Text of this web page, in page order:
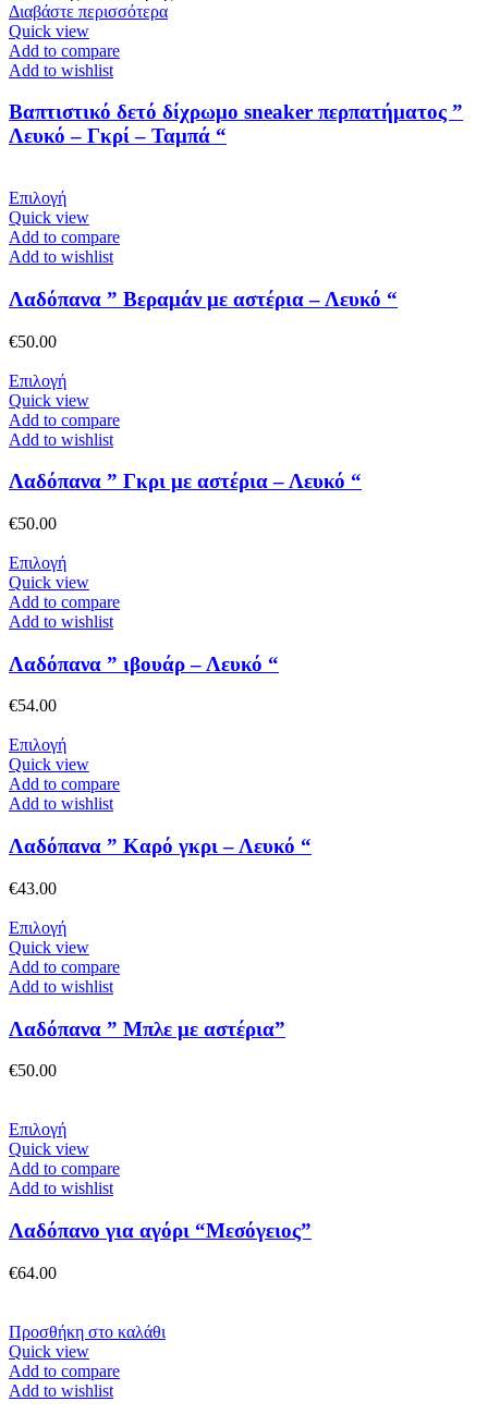
Διαβάστε περισσότερα
Quick view
Add to compare
Add to wishlist
Βαπτιστικό δετό δίχρωμο sneaker περπατήματος ”
Λευκό – Γκρί – Ταμπά “
ΕπιλογήΑυτό
το
προϊόν
έχει
παραλλαγές.
Οι
επιλεγούν
στη
σελίδα
του
προϊόντος
Quick view
Add to compare
Add to wishlist
Λαδόπανα ” Βεραμάν με αστέρια – Λευκό “
€50.00
ΕπιλογήΑυτό
το
προϊόν
έχει
παραλλαγές.
επιλεγούν
στη
σελίδα
του
προϊόντος
Quick view
Add to compare
Add to wishlist
Λαδόπανα ” Γκρι με αστέρια – Λευκό “
€50.00
ΕπιλογήΑυτό
το
προϊόν
έχει
παραλλαγές.
Οι
επιλεγούν
στη
σελίδα
του
προϊόντος
Quick view
Add to compare
Add to wishlist
Λαδόπανα ” ιβουάρ – Λευκό “
€54.00
ΕπιλογήΑυτό
το
προϊόν
έχει
παραλλαγές.
Οι
επιλεγούν
στη
σελίδα
του
προϊόντος
Quick view
Add to compare
Add to wishlist
Λαδόπανα ” Καρό γκρι – Λευκό “
€43.00
ΕπιλογήΑυτό
το
προϊόν
έχει
παραλλαγές.
Οι
στη
σελίδα
του
προϊόντος
Quick view
Add to compare
Add to wishlist
Λαδόπανα ” Μπλε με αστέρια”
€50.00
ΕπιλογήΑυτό
το
προϊόν
έχει
παραλλαγές.
Οι
επιλεγούν
στη
σελίδα
του
προϊόντος
Quick view
Add to compare
Add to wishlist
Λαδόπανο για αγόρι “Μεσόγειος”
€64.00
Προσθήκη στο καλάθι
Quick view
Add to compare
Add to wishlist